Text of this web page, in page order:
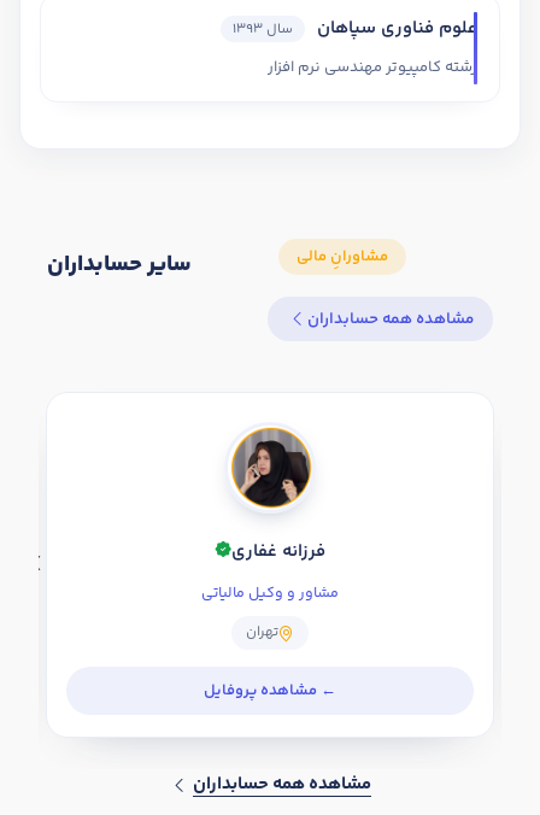
علوم فناوری سپاهان سال 1393
رشته کامپیوتر مهندسی نرم افزار
سایر حسابداران
مشاهده همه حسابداران
فرزانه غفاری
مشاور و وکیل مالیاتی
تهران
مشاهده همه حسابداران